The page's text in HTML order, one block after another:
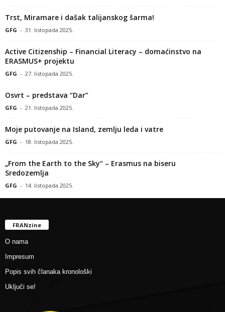
Trst, Miramare i dašak talijanskog šarma!
GFG - 31. listopada 2025.
Active Citizenship – Financial Literacy – domaćinstvo na
ERASMUS+ projektu
GFG - 27. listopada 2025.
Osvrt – predstava “Dar”
GFG - 21. listopada 2025.
Moje putovanje na Island, zemlju leda i vatre
GFG - 18. listopada 2025.
„From the Earth to the Sky“ – Erasmus na biseru
Sredozemlja
GFG - 14. listopada 2025.
FRANzine
O nama
Impresum
Popis svih članaka kronološki
Uključi se!